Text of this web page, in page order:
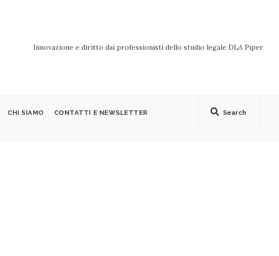
Innovazione e diritto dai professionisti dello studio legale DLA Piper
Search
CHI SIAMO CONTATTI E NEWSLETTER